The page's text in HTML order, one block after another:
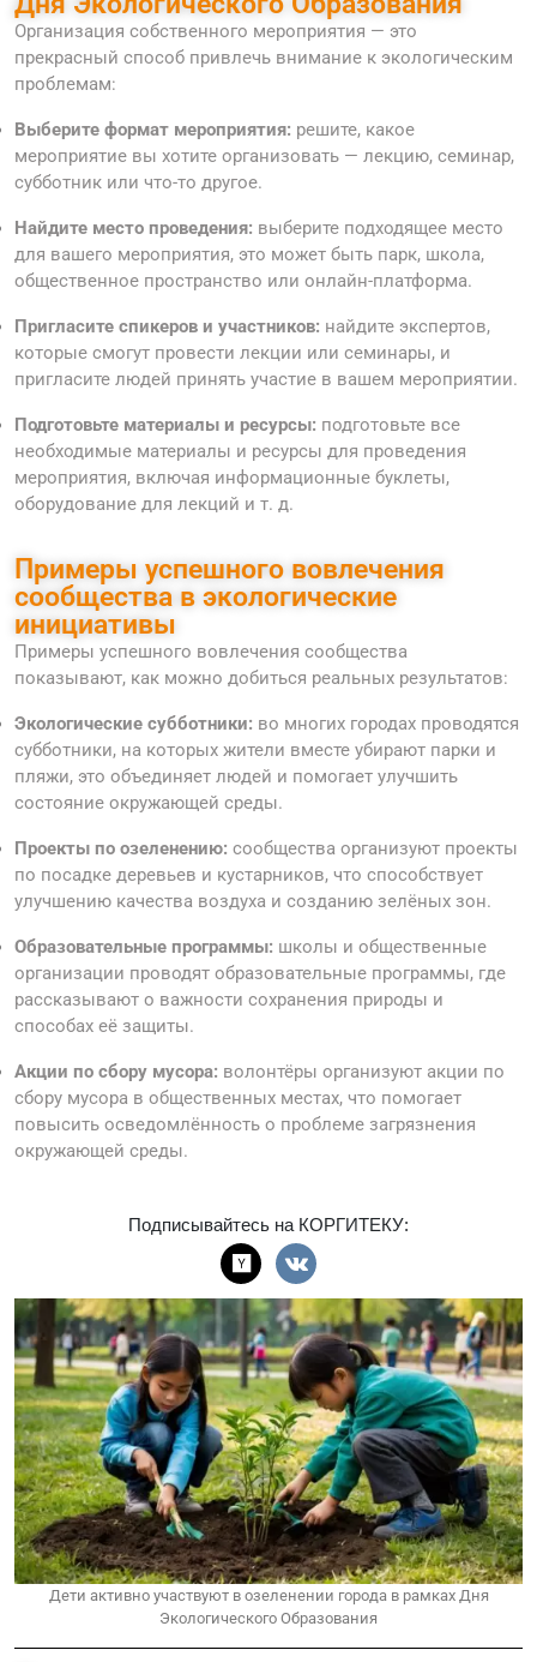
Организация собственного мероприятия — это
прекрасный способ привлечь внимание к экологическим
проблемам:
Выберите формат мероприятия: решите, какое
мероприятие вы хотите организовать — лекцию, семинар,
субботник или что-то другое.
Найдите место проведения: выберите подходящее место
для вашего мероприятия, это может быть парк, школа,
общественное пространство или онлайн-платформа.
Пригласите спикеров и участников: найдите экспертов,
которые смогут провести лекции или семинары, и
пригласите людей принять участие в вашем мероприятии.
Подготовьте материалы и ресурсы: подготовьте все
необходимые материалы и ресурсы для проведения
мероприятия, включая информационные буклеты,
оборудование для лекций и т. д.
Примеры успешного вовлечения
сообщества в экологические
инициативы
Примеры успешного вовлечения сообщества
показывают, как можно добиться реальных результатов:
Экологические субботники: во многих городах проводятся
субботники, на которых жители вместе убирают парки и
пляжи, это объединяет людей и помогает улучшить
состояние окружающей среды.
Проекты по озеленению: сообщества организуют проекты
по посадке деревьев и кустарников, что способствует
улучшению качества воздуха и созданию зелёных зон.
Образовательные программы: школы и общественные
организации проводят образовательные программы, где
рассказывают о важности сохранения природы и
способах её защиты.
Акции по сбору мусора: волонтёры организуют акции по
сбору мусора в общественных местах, что помогает
повысить осведомлённость о проблеме загрязнения
окружающей среды.
Подписывайтесь на КОРГИТЕКУ:
Дети активно участвуют в озеленении города в рамках Дня
Экологического Образования